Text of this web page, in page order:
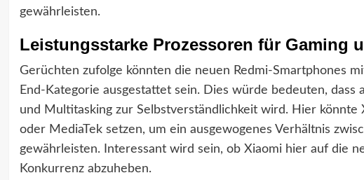
gewährleisten.
Leistungsstarke Prozessoren für Gaming
Gerüchten zufolge könnten die neuen Redmi-Smartphones
End-Kategorie ausgestattet sein. Dies würde bedeuten,
und Multitasking zur Selbstverständlichkeit wird. Hier könnte
oder MediaTek setzen, um ein ausgewogenes Verhältnis
gewährleisten. Interessant wird sein, ob Xiaomi hier auf die
Konkurrenz abzuheben.